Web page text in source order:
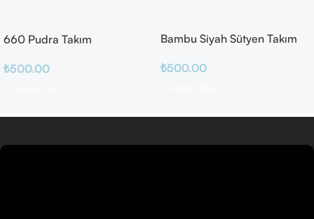
660 Pudra Takım
₺500.00
Bambu Siyah Sütyen Takım
₺500.00